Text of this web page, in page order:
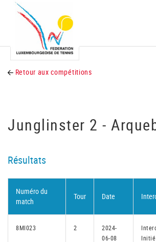
Retour aux compétitions
Junglinster 2 -
Résultats
Numéro du
match
Tour Date
8MI023 2
2024-
06-08